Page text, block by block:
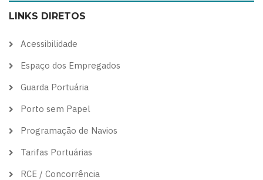
themethemevisibility
theme
LINKS DIRETOS
Acessibilidade
Espaço dos Empregados
Guarda Portuária
Porto sem Papel
Programação de Navios
Tarifas Portuárias
RCE / Concorrência